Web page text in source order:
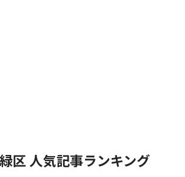
区 人気記事ランキング